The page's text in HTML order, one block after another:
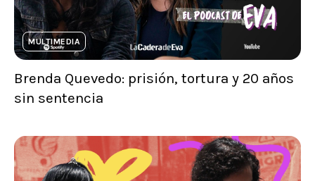
MULTIMEDIA
Brenda Quevedo: prisión, tortura y 20 años
sin sentencia